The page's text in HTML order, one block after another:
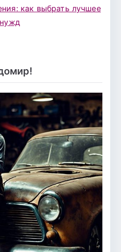
как выбрать лучшее